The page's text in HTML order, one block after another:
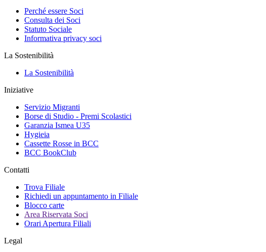
Perché essere Soci
Consulta dei Soci
Statuto Sociale
Informativa privacy soci
La Sostenibilità
La Sostenibilità
Iniziative
Servizio Migranti
Borse di Studio - Premi Scolastici
Garanzia Ismea U35
Hygieia
Cassette Rosse in BCC
BCC BookClub
Contatti
Trova Filiale
Richiedi un appuntamento in Filiale
Blocco carte
Area Riservata Soci
Orari Apertura Filiali
Legal